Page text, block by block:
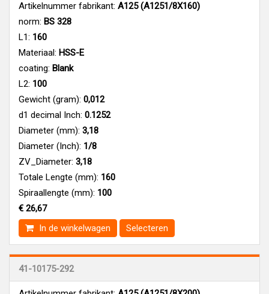
Artikelnummer fabrikant: A125 (A1251/8X160)
norm: BS 328
L1: 160
Materiaal: HSS-E
coating: Blank
L2: 100
Gewicht (gram): 0,012
d1 decimal Inch: 0.1252
Diameter (mm): 3,18
Diameter (Inch): 1/8
ZV_Diameter: 3,18
Totale Lengte (mm): 160
Spiraallengte (mm): 100
€ 26,67
In de winkelwagen
Selecteren
41-10175-292